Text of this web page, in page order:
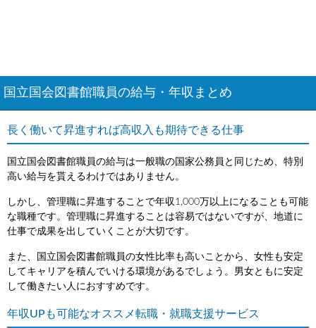
国立国会図書館職員の給与・年収まとめ
長く働いて昇進すれば高収入も期待できる仕事
国立国会図書館職員の給与は一般職の国家公務員と同じため、特別
高い給与を貰えるわけではありません。
しかし、管理職に昇進することで年収1,000万以上になることも可能
な職種です。管理職に昇進することは容易ではないですが、地道に
仕事で成果を出していくことが大切です。
また、国立国会図書館職員の女性比率も高いことから、女性も安定
してキャリアを積んでいける環境があるでしょう。男女ともに安定
して働きたい人におすすめです。
年収UPも可能なオススメ転職・就職支援サービス